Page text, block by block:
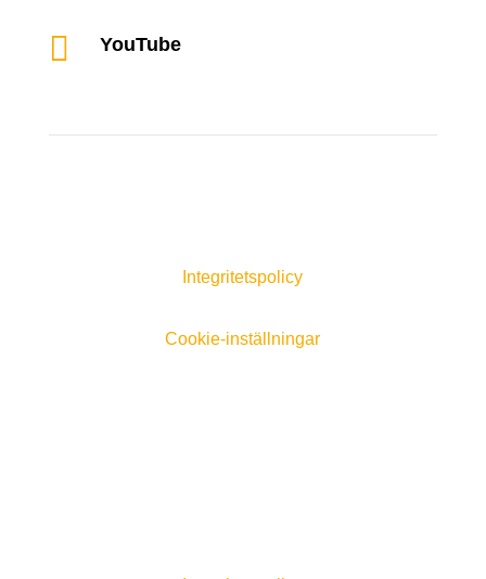
 YouTube
Integritetspolicy
Cookie-inställningar